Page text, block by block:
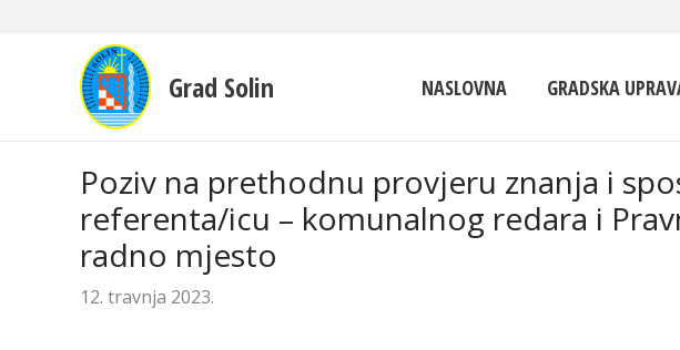
Grad Solin NASLOVNA GRADSKA
Poziv na prethodnu provjeru znanja i
referenta/icu – komunalnog redara i
radno mjesto
12. travnja 2023.